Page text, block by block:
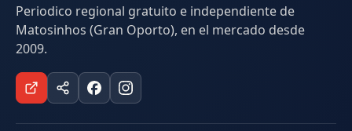
Periodico regional gratuito e independiente de
Matosinhos (Gran Oporto), en el mercado desde
2009.